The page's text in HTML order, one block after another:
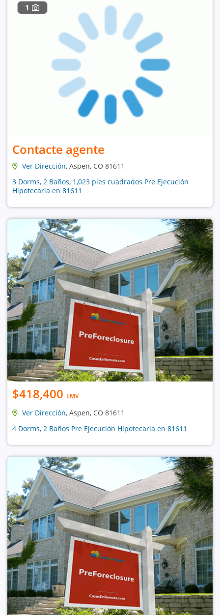
1
Contacte agente
Ver Dirección, Aspen, CO 81611
3 Dorms, 2 Baños, 1,023 pies cuadrados Pre Ejecución
Hipotecaria en 81611
$418,400 EMV
Ver Dirección, Aspen, CO 81611
4 Dorms, 2 Baños Pre Ejecución Hipotecaria en 81611